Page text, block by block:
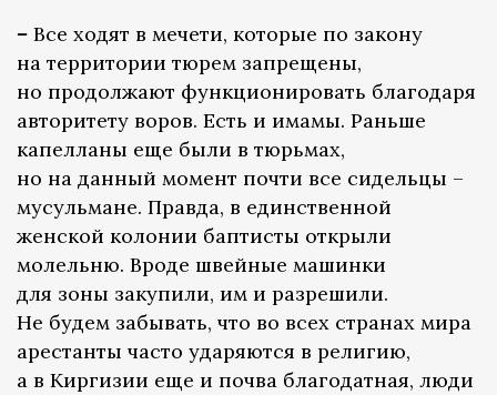
– Все ходят в мечети, которые по закону
на территории тюрем запрещены,
но продолжают функционировать благодаря
авторитету воров. Есть и имамы. Раньше
капелланы еще были в тюрьмах,
но на данный момент почти все сидельцы –
мусульмане. Правда, в единственной
женской колонии баптисты открыли
молельню. Вроде швейные машинки
для зоны закупили, им и разрешили.
Не будем забывать, что во всех странах мира
арестанты часто ударяются в религию,
а в Киргизии еще и почва благодатная, люди